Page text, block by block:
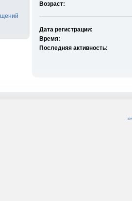
Возраст:
Дата регистрации:
Время:
Последняя активность: